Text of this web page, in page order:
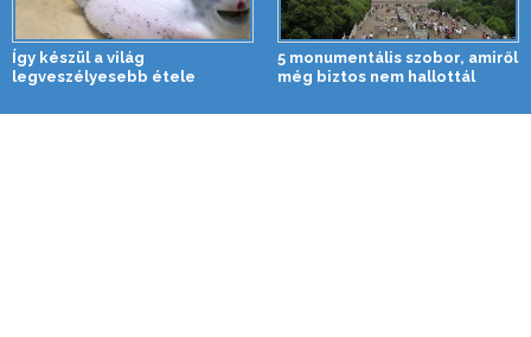
Így készül a világ
legveszélyesebb étele
5 monumentális szobor, amiről
még biztos nem hallottál